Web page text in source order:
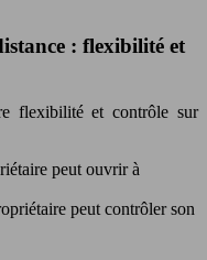
: flexibilité et
flexibilité et contrôle sur
peut ouvrir à
peut contrôler son